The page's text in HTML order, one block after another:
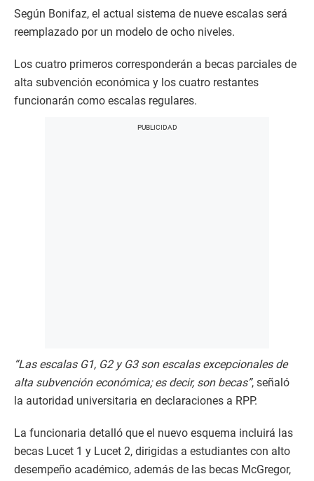
Según Bonifaz, el actual sistema de nueve escalas será
reemplazado por un modelo de ocho niveles.
Los cuatro primeros corresponderán a becas parciales de
alta subvención económica y los cuatro restantes
funcionarán como escalas regulares.
“Las escalas G1, G2 y G3 son escalas excepcionales de
alta subvención económica; es decir, son becas”, señaló
la autoridad universitaria en declaraciones a RPP.
La funcionaria detalló que el nuevo esquema incluirá las
becas Lucet 1 y Lucet 2, dirigidas a estudiantes con alto
desempeño académico, además de las becas McGregor,